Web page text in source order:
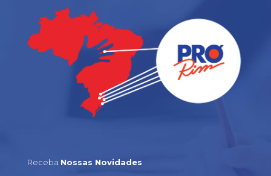
Receba Nossas Novidades